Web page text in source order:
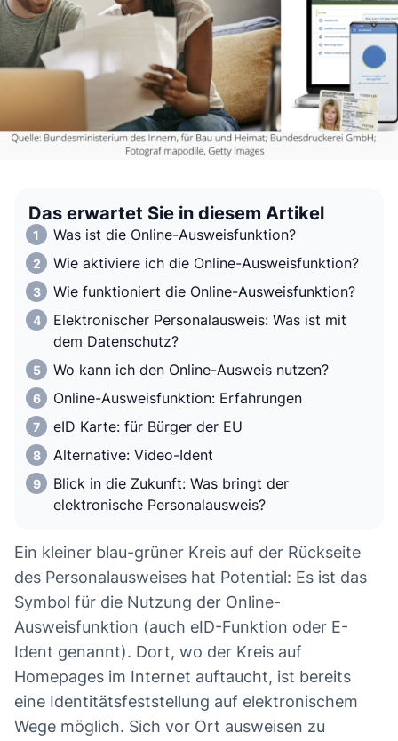
Das erwartet Sie in diesem Artikel
Was ist die Online-Ausweisfunktion?
Wie aktiviere ich die Online-Ausweisfunktion?
Wie funktioniert die Online-Ausweisfunktion?
Elektronischer Personalausweis: Was ist mit
dem Datenschutz?
Wo kann ich den Online-Ausweis nutzen?
Online-Ausweisfunktion: Erfahrungen
eID Karte: für Bürger der EU
Alternative: Video-Ident
Blick in die Zukunft: Was bringt der
elektronische Personalausweis?
Ein kleiner blau-grüner Kreis auf der Rückseite
des Personalausweises hat Potential: Es ist das
Symbol für die Nutzung der Online-
Ausweisfunktion (auch eID-Funktion oder E-
Ident genannt). Dort, wo der Kreis auf
Homepages im Internet auftaucht, ist bereits
eine Identitätsfeststellung auf elektronischem
Wege möglich. Sich vor Ort ausweisen zu